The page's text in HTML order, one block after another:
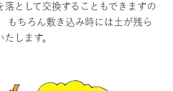
落として交換することもできますの
もちろん敷き込み時には土が残ら
します。